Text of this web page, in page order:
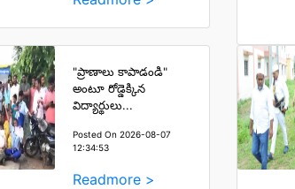
"ప్రాణాలు కాపాడండి"
అంటూ రోడ్డెక్కిన
విద్యార్థులు...
Posted On 2026-08-07
12:34:53
Readmore >